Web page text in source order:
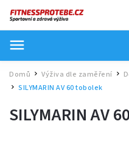
Domů / Výživa dle zaměření
/
SILYMARIN AV 60 tobolek
SILYMARIN AV